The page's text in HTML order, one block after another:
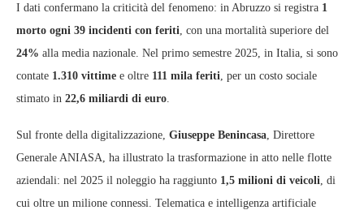
I dati confermano la criticità del fenomeno: in Abruzzo si registra 1
morto ogni 39 incidenti con feriti , con una mortalità superiore del
24% alla media nazionale. Nel primo semestre 2025, in Italia, si sono
contate 1.310 vittime e oltre 111 mila feriti , per un costo sociale
stimato in 22,6 miliardi di euro
Sul fronte della digitalizzazione, Giuseppe Benincasa , Direttore
Generale ANIASA, ha illustrato la trasformazione in atto nelle flotte
aziendali: nel 2025 il noleggio ha raggiunto 1,5 milioni di veicoli , di
cui oltre un milione connessi. Telematica e intelligenza artificiale